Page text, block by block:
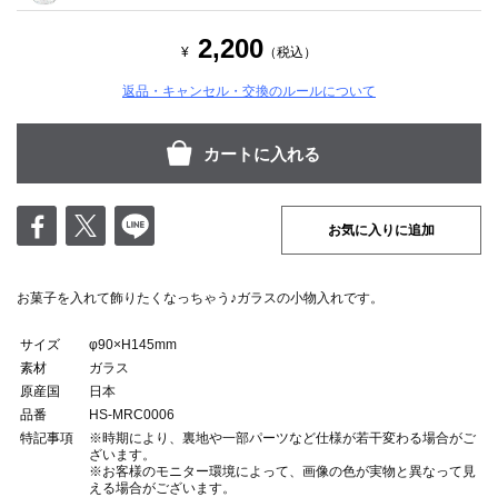
¥ 2,200 （税込）
返品・キャンセル・交換のルールについて
お気に入りに追加
お菓子を入れて飾りたくなっちゃう♪ガラスの小物入れです。
サイズ
φ90×H145mm
素材
ガラス
原産国
日本
品番
HS-MRC0006
特記事項
※時期により、裏地や一部パーツなど仕様が若干変わる場合がご
ざいます。
※お客様のモニター環境によって、画像の色が実物と異なって見
える場合がございます。